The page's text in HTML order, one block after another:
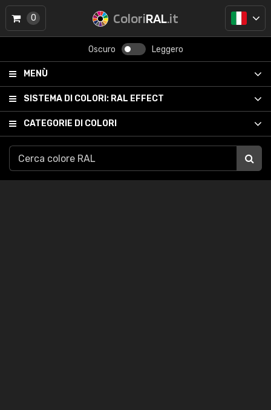
ColoriRAL.it
Oscuro Leggero
MENÙ
SISTEMA DI COLORI: RAL EFFECT
CATEGORIE DI COLORI
0